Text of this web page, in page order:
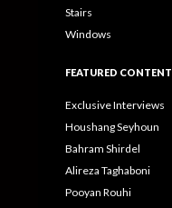
Stairs
Windows
FEATURED CONTENT
Exclusive Interviews
Houshang Seyhoun
Bahram Shirdel
Alireza Taghaboni
Pooyan Rouhi